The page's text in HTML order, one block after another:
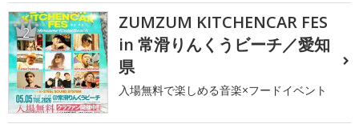
2
ZUMZUM KITCHENCAR FES
in 常滑りんくうビーチ／愛知
県
入場無料で楽しめる音楽×フードイベント